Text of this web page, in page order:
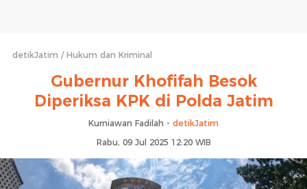
detikJatim Hukum dan Kriminal
Gubernur Khofifah Besok
Diperiksa KPK di Polda Jatim
Kurniawan Fadilah - detikJatim
Rabu, 09 Jul 2025 12:20 WIB